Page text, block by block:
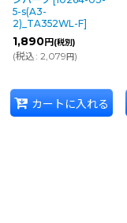
5-s(A3-
2)_TA352WL-F]
1,890円 (税別)
(税込: 2,079 円)
カートに入れる